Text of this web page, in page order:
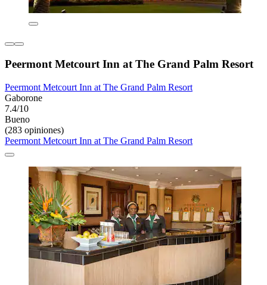
Peermont Metcourt Inn at The Grand Palm Resort
Peermont Metcourt Inn at The Grand Palm Resort
Gaborone
7.4/10
Bueno
(283 opiniones)
Peermont Metcourt Inn at The Grand Palm Resort